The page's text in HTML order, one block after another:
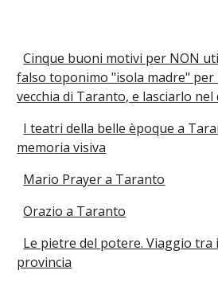
Cinque buoni motivi per NON
falso toponimo "isola madre" per
vecchia di Taranto, e lasciarlo
I teatri della belle èpoque a
memoria visiva
Mario Prayer a Taranto
Orazio a Taranto
Le pietre del potere. Viaggio tra
provincia